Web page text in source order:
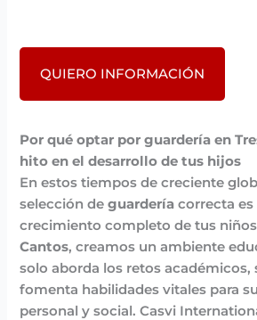
QUIERO INFORMACIÓN
Por qué optar por guardería en
hito en el desarrollo de tus hijos
En estos tiempos de creciente
selección deguardería correcta es
crecimiento completo de tus
Cantos, creamos un ambiente
solo aborda los retos académicos,
fomenta habilidades vitales para
personal y social. Casvi